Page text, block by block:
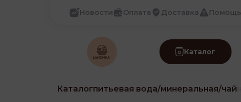
Новости Оплата Доставка Помощь
Каталог
Каталогпитьевая вода/минеральная/чай